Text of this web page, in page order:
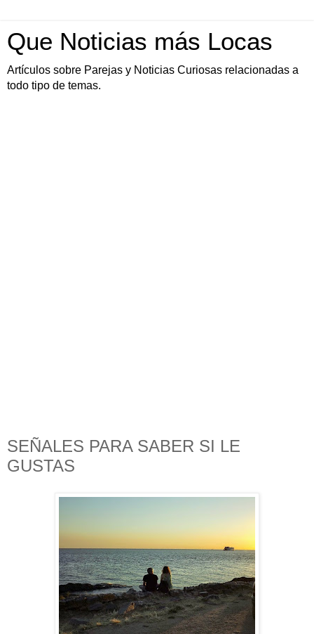
Que Noticias más Locas
Artículos sobre Parejas y Noticias Curiosas relacionadas a
todo tipo de temas.
SEÑALES PARA SABER SI LE
GUSTAS